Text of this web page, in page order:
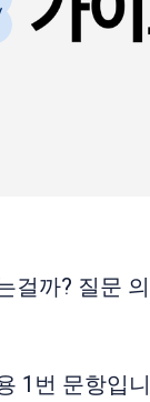
걸까? 질문
1번 문항입